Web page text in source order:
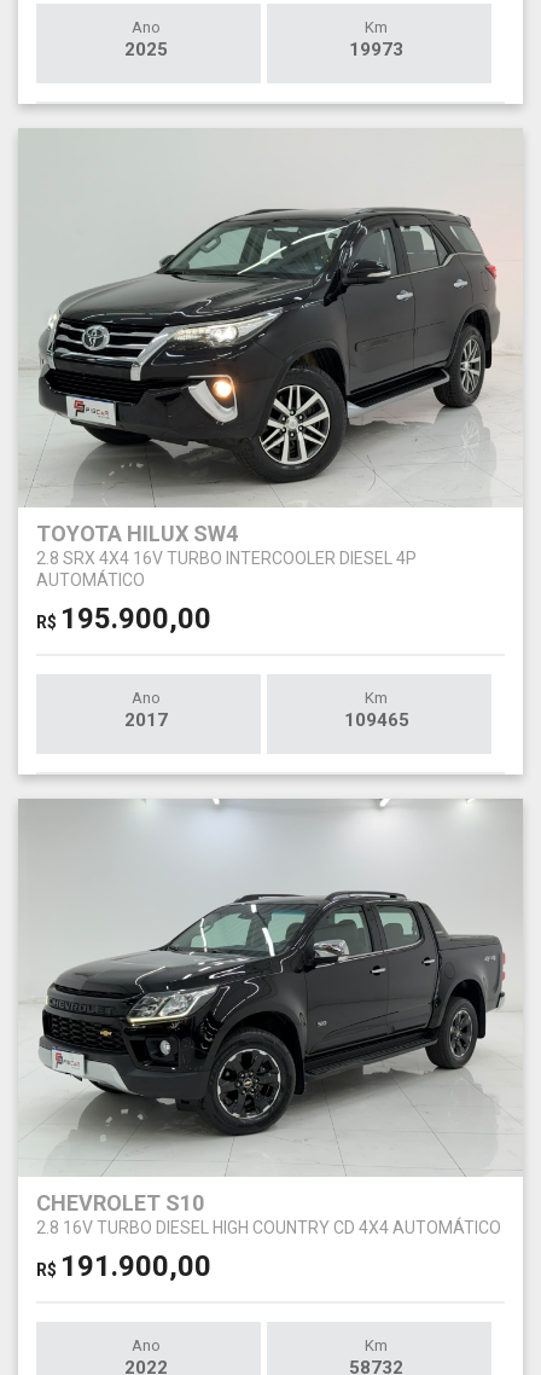
Ano
2025
Km
19973
TOYOTA HILUX SW4
2.8 SRX 4X4 16V TURBO INTERCOOLER DIESEL 4P
AUTOMÁTICO
R$ 195.900,00
Ano
2017
Km
109465
CHEVROLET S10
2.8 16V TURBO DIESEL HIGH COUNTRY CD 4X4 AUTOMÁTICO
R$ 191.900,00
Ano
2022
Km
58732